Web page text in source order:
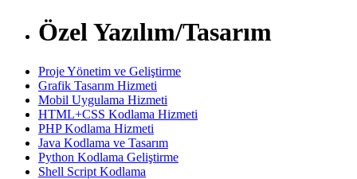
Özel Yazılım/Tasarım
Proje Yönetim ve Geliştirme
Grafik Tasarım Hizmeti
Mobil Uygulama Hizmeti
HTML+CSS Kodlama Hizmeti
PHP Kodlama Hizmeti
Java Kodlama ve Tasarım
Python Kodlama Geliştirme
Shell Script Kodlama